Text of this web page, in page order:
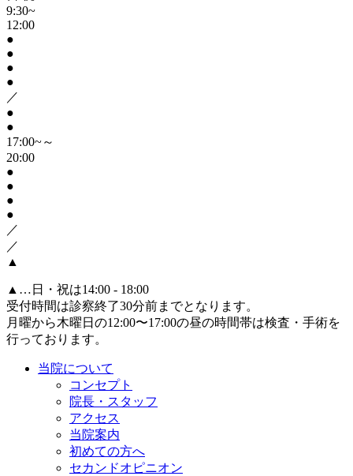
9:30~
12:00
●
●
●
●
／
●
●
17:00~～
20:00
●
●
●
●
／
／
▲
▲ …日・祝は14:00 - 18:00
受付時間は診察終了30分前までとなります。
月曜から木曜日の12:00〜17:00の昼の時間帯は検査・手術を
行っております。
当院について
コンセプト
院長・スタッフ
アクセス
当院案内
初めての方へ
セカンドオピニオン